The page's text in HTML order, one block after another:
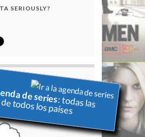
SERIOUSLY?
de series: todas las
todos los países